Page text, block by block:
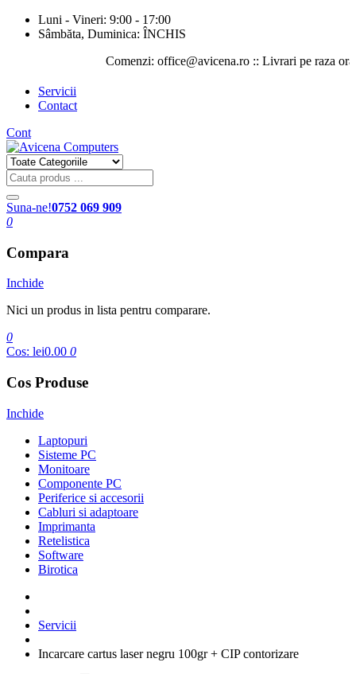
Luni - Vineri: 9:00 - 17:00
Sâmbăta, Duminica: ÎNCHIS
Comenzi: office@avicena.ro :: Livrari pe raza
Servicii
Contact
Cont
Suna-ne!0752 069 909
0
Compara
Inchide
Nici un produs in lista pentru comparare.
0
Cos: lei0.00 0
Cos Produse
Inchide
Laptopuri
Sisteme PC
Monitoare
Componente PC
Periferice si accesorii
Cabluri si adaptoare
Imprimanta
Retelistica
Software
Birotica
Servicii
Incarcare cartus laser negru 100gr + CIP contorizare